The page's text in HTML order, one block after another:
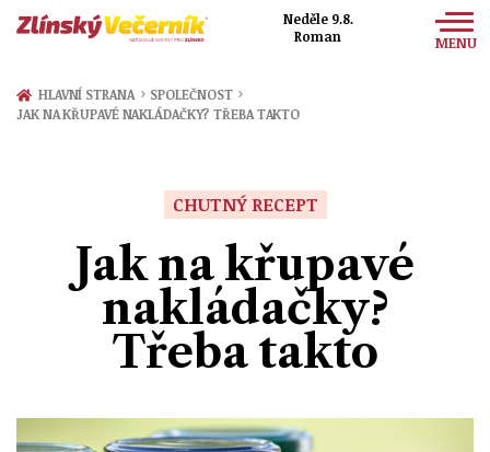
Neděle 9.8.
Roman
MENU
Zprávy
HLAVNÍ STRANA › SPOLEČNOST ›
JAK NA KŘUPAVÉ NAKLÁDAČKY? TŘEBA TAKTO
CHUTNÝ RECEPT
Jak na křupavé
nakládačky?
Třeba takto